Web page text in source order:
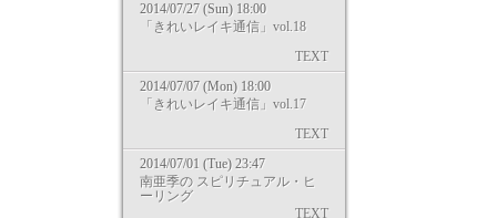
2014/07/27 (Sun) 18:00
「きれいレイキ通信」vol.18
TEXT
2014/07/07 (Mon) 18:00
「きれいレイキ通信」vol.17
TEXT
2014/07/01 (Tue) 23:47
南亜季の スピリチュアル・ヒ
ーリング
TEXT